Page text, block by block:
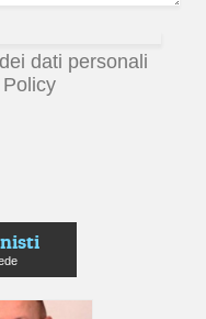
dati personali